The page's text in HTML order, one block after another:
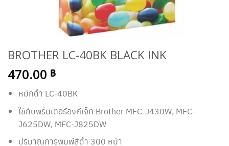
BROTHER LC-40BK BLACK INK
470.00 ฿
หมึกดำ LC-40BK
ใช้กับพริ้นเตอร์อิงค์เจ็ท Brother MFC-J430W, MFC-
J625DW, MFC-J825DW
ปริมาณการพิมพ์สีดำ 300 หน้า